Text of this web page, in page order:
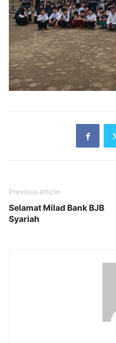
Previous article
Selamat Milad Bank BJB
Syariah